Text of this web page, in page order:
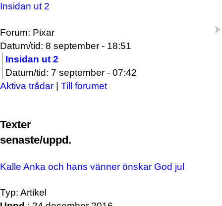
Insidan ut 2
Forum: Pixar
Datum/tid: 8 september - 18:51
Insidan ut 2
Datum/tid: 7 september - 07:42
Aktiva trådar | Till forumet
Texter
senaste/uppd.
Kalle Anka och hans vänner önskar God jul
Typ: Artikel